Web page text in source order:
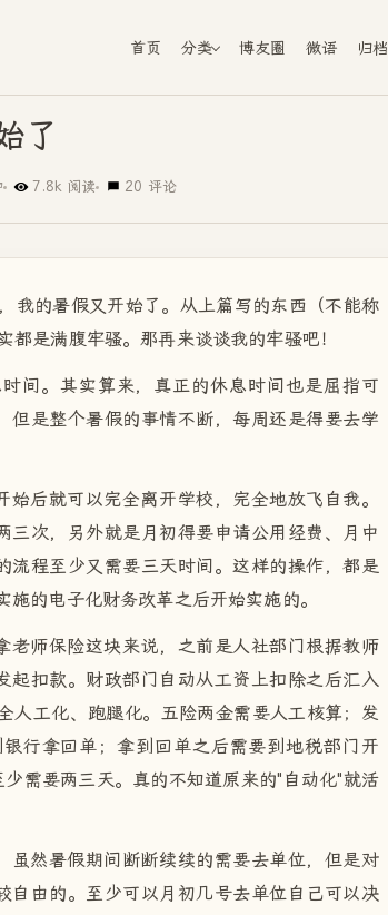
首页 分类 博友圈 微语 归档
了
7.8k 阅读 20 评论
我的暑假又开始了。从上篇写的东西（不能称
是满腹牢骚。那再来谈谈我的牢骚吧！
间。其实算来，真正的休息时间也是屈指可
是整个暑假的事情不断，每周还是得要去学
后就可以完全离开学校，完全地放飞自我。
次，另外就是月初得要申请公用经费、月中
程至少又需要三天时间。这样的操作，都是
的电子化财务改革之后开始实施的。
师保险这块来说，之前是人社部门根据教师
扣款。财政部门自动从工资上扣除之后汇入
人工化、跑腿化。五险两金需要人工核算；发
行拿回单；拿到回单之后需要到地税部门开
需要两三天。真的不知道原来的"自动化"就活
然暑假期间断断续续的需要去单位，但是对
自由的。至少可以月初几号去单位自己可以决